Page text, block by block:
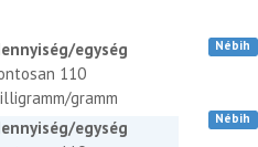
egység
110
gramm
Nébih
egység
Nébih